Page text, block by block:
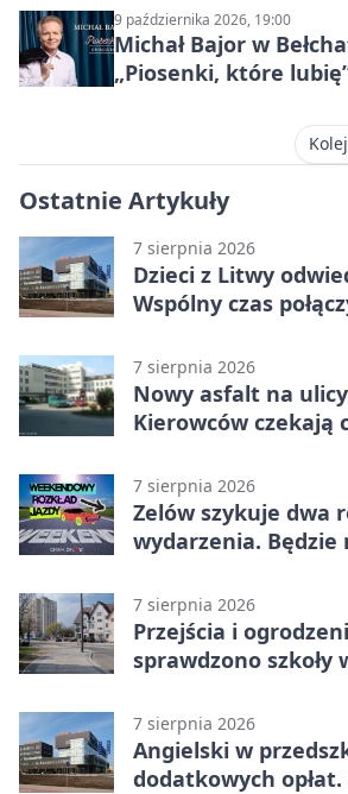
9 października 2026, 19:00
Michał Bajor w
„Piosenki, które
Ostatnie Artykuły
7 sierpnia 2026
Dzieci z Litwy
Wspólny czas
7 sierpnia 2026
Nowy asfalt na
Kierowców czekają
7 sierpnia 2026
Zelów szykuje dwa
wydarzenia. Będzie
7 sierpnia 2026
Przejścia i
sprawdzono szkoły
7 sierpnia 2026
Angielski w
dodatkowych